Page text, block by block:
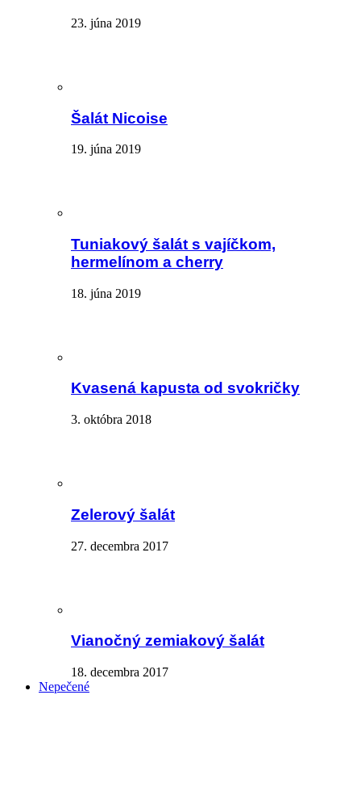
23. júna 2019
Šalát Nicoise
19. júna 2019
Tuniakový šalát s vajíčkom,
hermelínom a cherry
18. júna 2019
Kvasená kapusta od svokričky
3. októbra 2018
Zelerový šalát
27. decembra 2017
Vianočný zemiakový šalát
18. decembra 2017
Nepečené